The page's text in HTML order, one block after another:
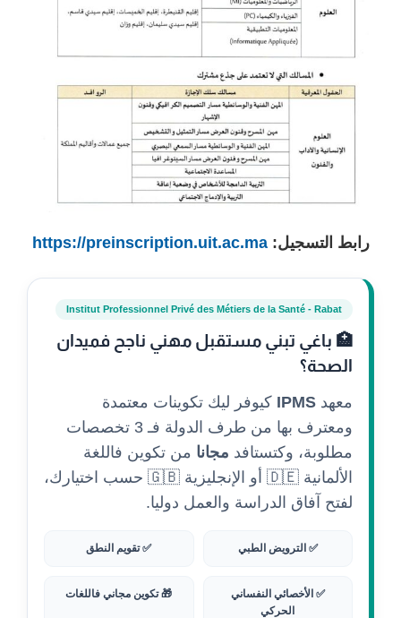
رابط التسجيل:https://preinscription.uit.ac.ma
Institut Professionnel Privé des Métiers de la Santé - Rabat
🏥 باغي تبني مستقبل مهني ناجح فميدان
الصحة؟
معهد IPMS كيوفر ليك تكوينات معتمدة
ومعترف بها من طرف الدولة فـ 3 تخصصات
مطلوبة، وكتستافد مجانا من تكوين فاللغة
الألمانية 🇩🇪 أو الإنجليزية 🇬🇧 حسب اختيارك،
لفتح آفاق الدراسة والعمل دوليا.
✅ الترويض الطبي ✅ تقويم النطق
✅ الأخصائي النفساني
الحركي
🎁 تكوين مجاني فاللغات